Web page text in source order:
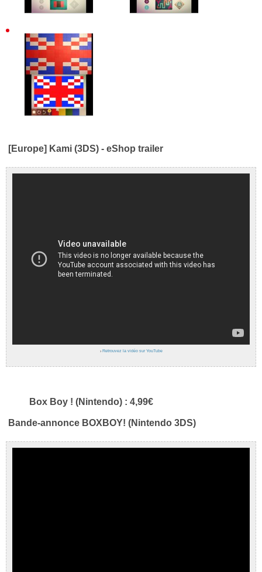
[Europe] Kami (3DS) - eShop trailer
› Retrouvez la vidéo sur YouTube
Box Boy ! (Nintendo) : 4,99€
Bande-annonce BOXBOY! (Nintendo 3DS)